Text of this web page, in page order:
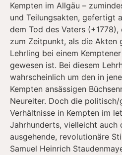
Kempten im Allgäu –
und Teilungsakten, gefertigt
dem Tod des Vaters (+1778),
zum Zeitpunkt, als die Akten
Lehrling bei einem
gewesen ist. Bei diesem
wahrscheinlich um den in
Kempten ansässigen
Neureiter. Doch die
Verhältnisse in Kempten im
Jahrhunderts, vielleicht auch
ausgehende, revolutionäre
Samuel Heinrich